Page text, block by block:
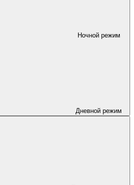
Ночной режим
Дневной режим